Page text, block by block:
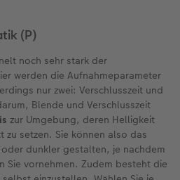
(P)
noch sehr stark der
werden die Aufnahmeparameter
nur zwei: Verschlusszeit und
Blende und Verschlusszeit
zur Umgebung, deren Helligkeit
zu setzen. Sie können also das
dunkler gestalten, je nachdem
Sie vornehmen. Zudem besteht die